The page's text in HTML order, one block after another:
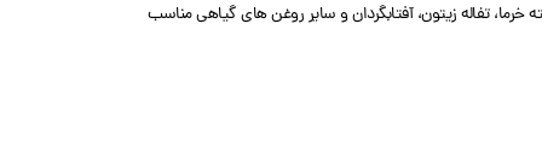
تفاله زیتون، آفتابگردان و سایر روغن های گیاهی مناسب